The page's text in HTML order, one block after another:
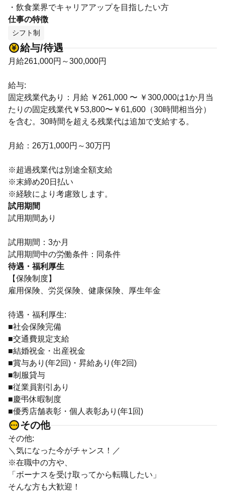
・飲食業界でキャリアアップを目指したい方
仕事の特徴
シフト制
給与/待遇
月給261,000円～300,000円
給与:
固定残業代あり：月給 ￥261,000 〜 ￥300,000は1か月当
たりの固定残業代￥53,800〜￥61,600（30時間相当分）
を含む。30時間を超える残業代は追加で支給する。
月給：26万1,000円～30万円
※超過残業代は別途全額支給
※末締め20日払い
※経験により考慮致します。
試用期間
試用期間あり
試用期間：3か月
試用期間中の労働条件：同条件
待遇・福利厚生
【保険制度】
雇用保険、労災保険、健康保険、厚生年金
待遇・福利厚生:
■社会保険完備
■交通費規定支給
■結婚祝金・出産祝金
■賞与あり(年2回)・昇給あり(年2回)
■制服貸与
■従業員割引あり
■慶弔休暇制度
■優秀店舗表彰・個人表彰あり(年1回)
その他
その他:
＼気になった今がチャンス！／
※在職中の方や、
「ボーナスを受け取ってから転職したい」
そんな方も大歓迎！